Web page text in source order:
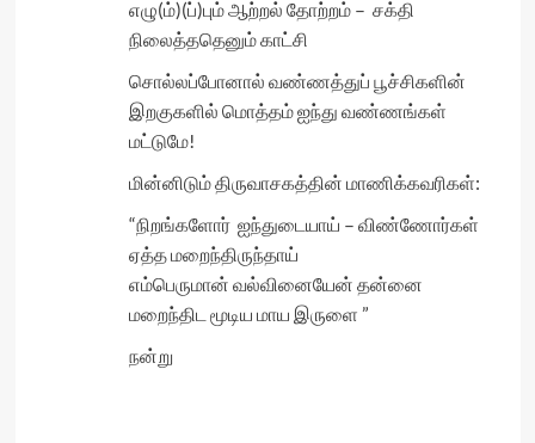
எழு(ம்)(ப்)பும் ஆற்றல் தோற்றம் – சக்தி
நிலைத்ததெனும் காட்சி
சொல்லப்போனால் வண்ணத்துப் பூச்சிகளின்
இறகுகளில் மொத்தம் ஐந்து வண்ணங்கள்
மட்டுமே!
மின்னிடும் திருவாசகத்தின் மாணிக்கவரிகள்:
“நிறங்களோர் ஐந்துடையாய் – விண்ணோர்கள்
ஏத்த மறைந்திருந்தாய்
எம்பெருமான் வல்வினையேன் தன்னை
மறைந்திட மூடிய மாய இருளை ”
நன்று